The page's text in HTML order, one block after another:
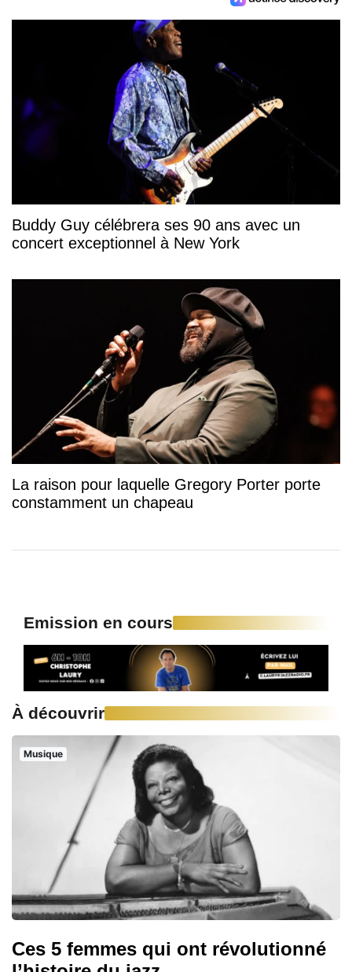
Buddy Guy célébrera ses 90 ans avec un
concert exceptionnel à New York
La raison pour laquelle Gregory Porter porte
constamment un chapeau
Emission en cours
À découvrir
Musique
Ces 5 femmes qui ont révolutionné